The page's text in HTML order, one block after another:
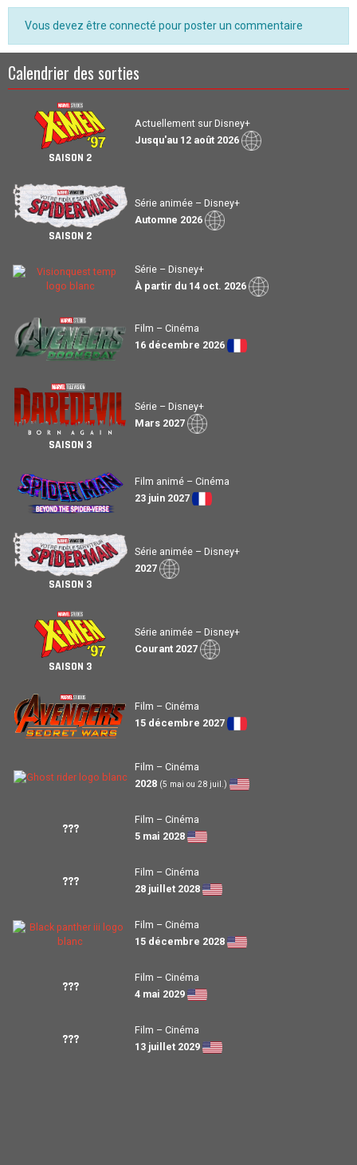
Vous devez être connecté pour poster un commentaire
Calendrier des sorties
SAISON 2
Actuellement sur Disney+
Jusqu'au 12 août 2026
SAISON 2
Série animée – Disney+
Automne 2026
Série – Disney+
À partir du 14 oct. 2026
Film – Cinéma
16 décembre 2026
SAISON 3
Série – Disney+
Mars 2027
Film animé – Cinéma
23 juin 2027
SAISON 3
Série animée – Disney+
2027
SAISON 3
Série animée – Disney+
Courant 2027
Film – Cinéma
15 décembre 2027
Film – Cinéma
2028 (5 mai ou 28 juil.)
???
Film – Cinéma
5 mai 2028
???
Film – Cinéma
28 juillet 2028
Film – Cinéma
15 décembre 2028
???
Film – Cinéma
4 mai 2029
???
Film – Cinéma
13 juillet 2029